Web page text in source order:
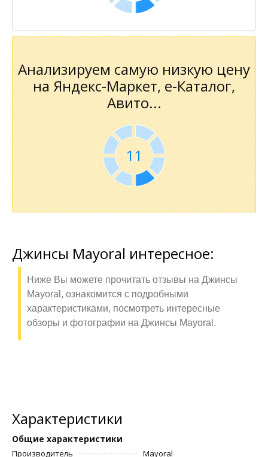
Анализируем самую низкую цену
на Яндекс-Маркет, е-Каталог,
Авито...
11
Джинсы Mayoral интересное:
Ниже Вы можете прочитать отзывы на Джинсы
Mayoral, ознакомится с подробными
характеристиками, посмотреть интересные
обзоры и фотографии на Джинсы Mayoral.
Характеристики
Общие характеристики
Производитель Mayoral